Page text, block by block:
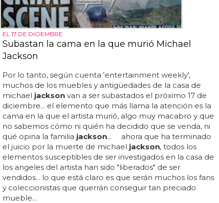
EL 17 DE DICIEMBRE
Subastan la cama en la que murió Michael
Jackson
Por lo tanto, según cuenta 'entertainment weekly',
muchos de los muebles y antigüedades de la casa de
michael jackson van a ser subastados el próximo 17 de
diciembre... el elemento que más llama la atención es la
cama en la que el artista murió, algo muy macabro y que
no sabemos cómo ni quién ha decidido que se venda, ni
qué opina la familia jackson... ahora que ha terminado
el juicio por la muerte de michael jackson, todos los
elementos susceptibles de ser investigados en la casa de
los angeles del artista han sido "liberados" de ser
vendidos... lo que está claro es que serán muchos los fans
y coleccionistas que querrán conseguir tan preciado
mueble...